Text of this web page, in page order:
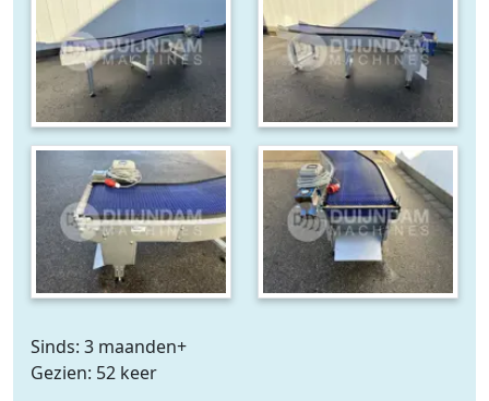
Sinds: 3 maanden+
Gezien: 52 keer